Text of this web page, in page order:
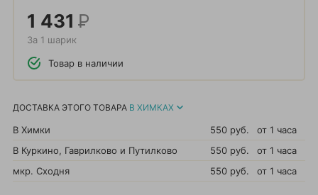
1 431 Р
За 1 шарик
Товар в наличии
ДОСТАВКА ЭТОГО ТОВАРА В ХИМКАХ
В Химки 550 руб.
от 1 часа
В Куркино, Гаврилково и Путилково
550 руб.
от 1 часа
мкр. Сходня
550 руб. от 1 часа